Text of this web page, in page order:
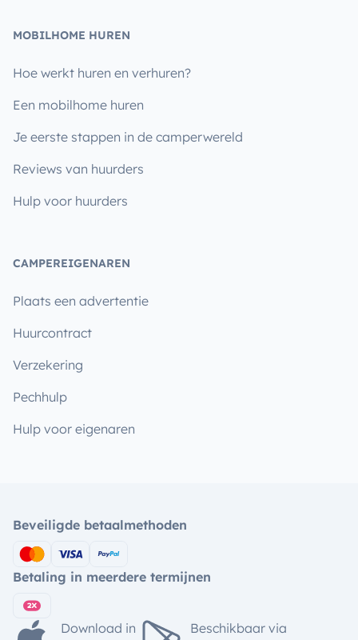
MOBILHOME HUREN
Hoe werkt huren en verhuren?
Een mobilhome huren
Je eerste stappen in de camperwereld
Reviews van huurders
Hulp voor huurders
CAMPEREIGENAREN
Plaats een advertentie
Huurcontract
Verzekering
Pechhulp
Hulp voor eigenaren
Beveiligde betaalmethoden
Betaling in meerdere termijnen
Download in
Beschikbaar via